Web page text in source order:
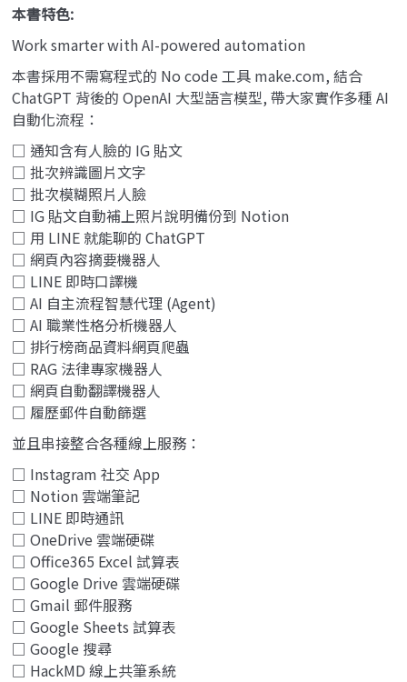
本書特色:
Work smarter with AI-powered automation
本書採用不需寫程式的 No code 工具 make.com, 結合
ChatGPT 背後的 OpenAI 大型語言模型, 帶大家實作多種 AI
自動化流程：
□ 通知含有人臉的 IG 貼文
□ 批次辨識圖片文字
□ 批次模糊照片人臉
□ IG 貼文自動補上照片說明備份到 Notion
□ 用 LINE 就能聊的 ChatGPT
□ 網頁內容摘要機器人
□ LINE 即時口譯機
□ AI 自主流程智慧代理 (Agent)
□ AI 職業性格分析機器人
□ 排行榜商品資料網頁爬蟲
□ RAG 法律專家機器人
□ 網頁自動翻譯機器人
□ 履歷郵件自動篩選
並且串接整合各種線上服務：
□ Instagram 社交 App
□ Notion 雲端筆記
□ LINE 即時通訊
□ OneDrive 雲端硬碟
□ Office365 Excel 試算表
□ Google Drive 雲端硬碟
□ Gmail 郵件服務
□ Google Sheets 試算表
□ Google 搜尋
□ HackMD 線上共筆系統